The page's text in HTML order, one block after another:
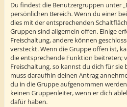
Du findest die Benutzergruppen unter
persönlichen Bereich. Wenn du einer
dies mit der entsprechenden
Gruppen sind allgemein offen. Einige
Freischaltung, andere können
versteckt. Wenn die Gruppe offen ist,
die entsprechende Funktion beitreten;
Freischaltung, so kannst du dich für sie
muss daraufhin deinen Antrag
du in die Gruppe aufgenommen
keinen Gruppenleiter, wenn er dich
dafür haben.